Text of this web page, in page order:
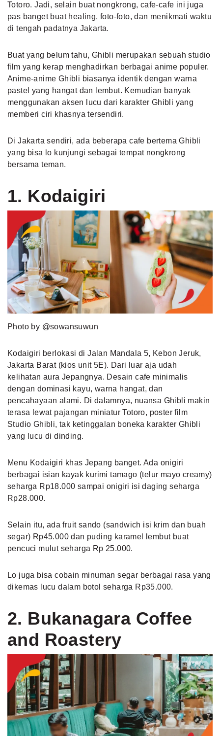
Totoro. Jadi, selain buat nongkrong, cafe-cafe ini juga
pas banget buat healing, foto-foto, dan menikmati waktu
di tengah padatnya Jakarta.
Buat yang belum tahu, Ghibli merupakan sebuah studio
film yang kerap menghadirkan berbagai anime populer.
Anime-anime Ghibli biasanya identik dengan warna
pastel yang hangat dan lembut. Kemudian banyak
menggunakan aksen lucu dari karakter Ghibli yang
memberi ciri khasnya tersendiri.
Di Jakarta sendiri, ada beberapa cafe bertema Ghibli
yang bisa lo kunjungi sebagai tempat nongkrong
bersama teman.
1. Kodaigiri
Photo by @sowansuwun
Kodaigiri berlokasi di Jalan Mandala 5, Kebon Jeruk,
Jakarta Barat (kios unit 5E). Dari luar aja udah
kelihatan aura Jepangnya. Desain cafe minimalis
dengan dominasi kayu, warna hangat, dan
pencahayaan alami. Di dalamnya, nuansa Ghibli makin
terasa lewat pajangan miniatur Totoro, poster film
Studio Ghibli, tak ketinggalan boneka karakter Ghibli
yang lucu di dinding.
Menu Kodaigiri khas Jepang banget. Ada onigiri
berbagai isian kayak kurimi tamago (telur mayo creamy)
seharga Rp18.000 sampai onigiri isi daging seharga
Rp28.000.
Selain itu, ada fruit sando (sandwich isi krim dan buah
segar) Rp45.000 dan puding karamel lembut buat
pencuci mulut seharga Rp 25.000.
Lo juga bisa cobain minuman segar berbagai rasa yang
dikemas lucu dalam botol seharga Rp35.000.
2. Bukanagara Coffee
and Roastery